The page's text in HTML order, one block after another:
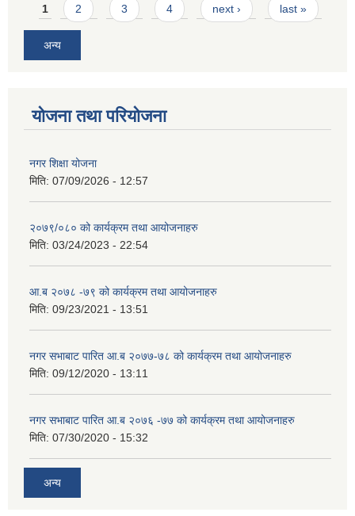
Pages
1 2 3 4 next › last »
अन्य
योजना तथा परियोजना
नगर शिक्षा योजना
मिति: 07/09/2026 - 12:57
२०७९/०८० को कार्यक्रम तथा आयोजनाहरु
मिति: 03/24/2023 - 22:54
आ.ब २०७८ -७९ को कार्यक्रम तथा आयोजनाहरु
मिति: 09/23/2021 - 13:51
नगर सभाबाट पारित आ.ब २०७७-७८ को कार्यक्रम तथा आयोजनाहरु
मिति: 09/12/2020 - 13:11
नगर सभाबाट पारित आ.ब २०७६ -७७ को कार्यक्रम तथा आयोजनाहरु
मिति: 07/30/2020 - 15:32
अन्य